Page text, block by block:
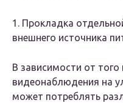
1. Прокладка
внешнего источника
В зависимости от того
видеонаблюдения на
может потреблять